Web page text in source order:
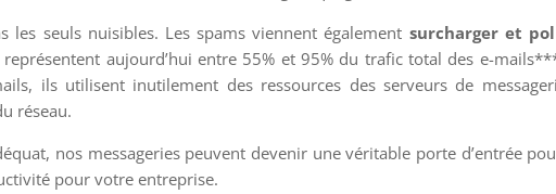
les seuls nuisibles. Les spams viennent également surcharger et
représentent aujourd’hui entre 55% et 95% du trafic total des e-
ils utilisent inutilement des ressources des serveurs de
réseau.
nos messageries peuvent devenir une véritable porte d’entrée
pour votre entreprise.